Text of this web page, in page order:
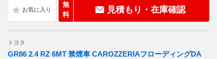
無
料
見積もり・在庫確認
トヨタ
GR86 2.4 RZ 6MT 禁煙車 CAROZZERIAフローディングDA